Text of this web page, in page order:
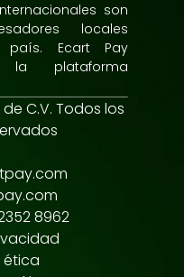
son
locales
Ecart Pay
la plataforma
de C.V. Todos los
8962